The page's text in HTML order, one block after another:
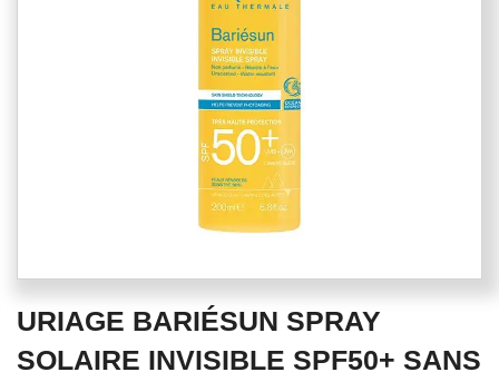
beginning
URIAGE BARIÉSUN SPRAY
SOLAIRE INVISIBLE SPF50+ SANS